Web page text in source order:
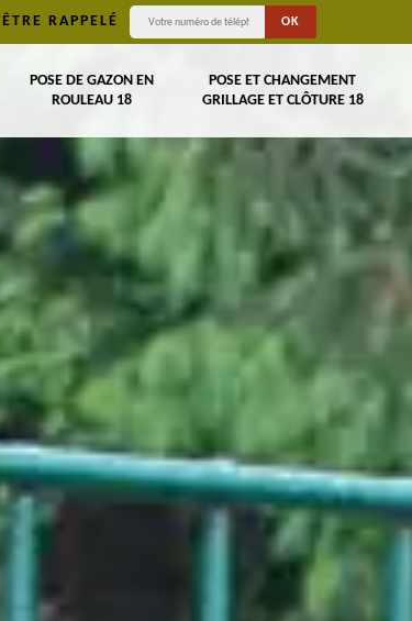
ÊTRE RAPPELÉ
POSE DE GAZON EN
ROULEAU 18
POSE ET CHANGEMENT
GRILLAGE ET CLÔTURE 18